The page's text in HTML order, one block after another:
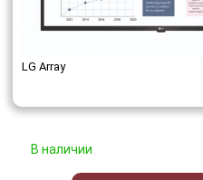
LG Array
В наличии